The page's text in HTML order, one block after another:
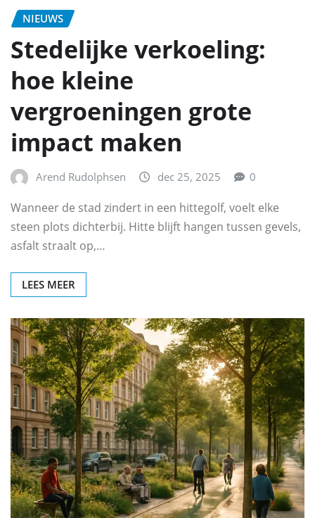
NIEUWS
Stedelijke verkoeling:
hoe kleine
vergroeningen grote
impact maken
Arend Rudolphsen dec 25, 2025 0
Wanneer de stad zindert in een hittegolf, voelt elke
steen plots dichterbij. Hitte blijft hangen tussen gevels,
asfalt straalt op,…
LEES MEER